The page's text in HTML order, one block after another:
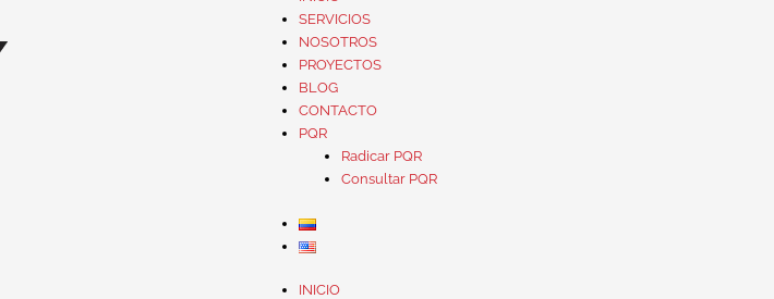
SERVICIOS
NOSOTROS
PROYECTOS
BLOG
CONTACTO
PQR
Radicar PQR
Consultar PQR
INICIO